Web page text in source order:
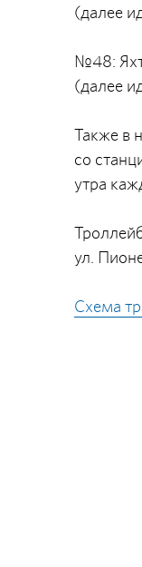
(далее
№48:
(далее
Также в
со
утра
ул.
Схема